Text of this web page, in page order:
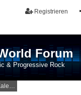
Registrieren
Forum
& Progressive Rock